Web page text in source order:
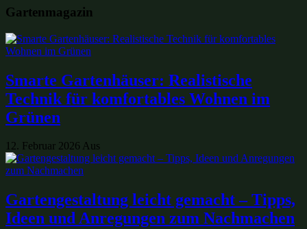
Gartenmagazin
Smarte Gartenhäuser: Realistische
Technik für komfortables Wohnen im
Grünen
12. Februar 2026 Aus
Gartengestaltung leicht gemacht – Tipps,
Ideen und Anregungen zum Nachmachen